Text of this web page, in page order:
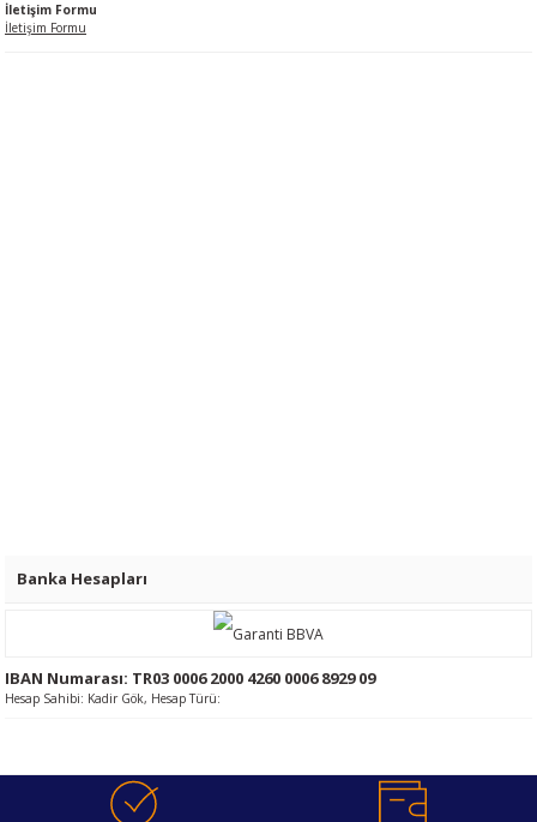
İletişim Formu
İletişim Formu
Banka Hesapları
IBAN Numarası: TR03 0006 2000 4260 0006 8929 09
Hesap Sahibi: Kadir Gök, Hesap Türü: